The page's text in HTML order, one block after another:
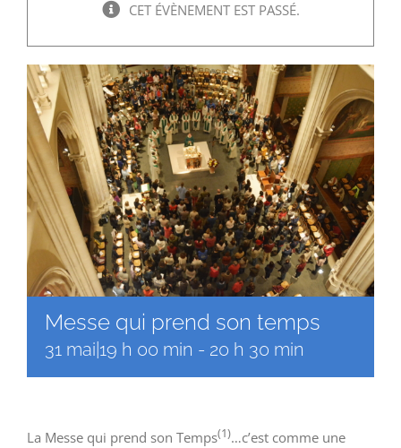
Magis Paris
Cowork Magis
JRS France
Réseau Magis
Rechercher
CET ÉVÈNEMENT EST PASSÉ.
Messe qui prend son temps
31 mai|19 h 00 min - 20 h 30 min
La Messe qui prend son Temps(1)…c’est comme une